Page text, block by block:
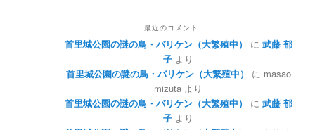
最近のコメント
首里城公園の謎の鳥・バリケン（大繁殖中） に 武藤 郁
子 より
首里城公園の謎の鳥・バリケン（大繁殖中）
に masao
mizuta より
首里城公園の謎の鳥・バリケン（大繁殖中）
に 武藤 郁
子 より